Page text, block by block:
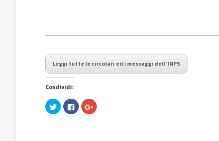
Leggi tutte le circolari ed i messaggi dell’INPS
Condividi:
Fai
clic
Fai
clic
Fai
clic